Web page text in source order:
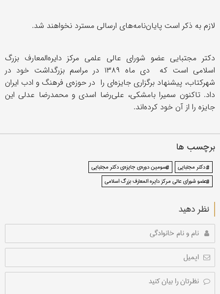
لازم به ذکر است پایان‌نامه‌های ارسالی مسترد نخواهند شد.
دکتر مجتبایی عضو شورای عالی علمی مرکز دایره‌المعارف بزرگ
اسلامی است که دی ماه ۱۳۸۹ در مراسم بزرگداشت خود در
شهرکتاب، پیشنهاد برگزاری جایزه‌ای را در حوزه‌ی فرهنگ و ادب ایران
داد. تاکنون سمیرا بامشکی، علی‌رضا اسدی و محمدرضا عدلی این
جایزه را از آن خود کرده‌اند.
برچسب ها
# دکتر مجتبایی
#سومین دوره‌ی جایزه‌ی دکتر مجتبایی
#عضو شورای عالی مرکز دایره المعارف بزرگ اسلامی
نظر دهید